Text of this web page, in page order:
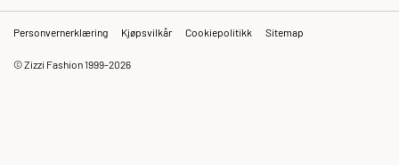
Personvernerklæring Kjøpsvilkår Cookiepolitikk Sitemap
© Zizzi Fashion 1999-2026